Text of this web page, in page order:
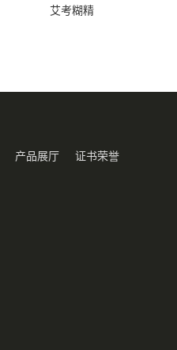
艾考糊精
产品展厅 证书荣誉